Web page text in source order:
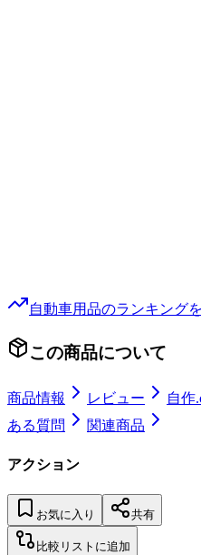
自動車用品のランキング
この商品について
商品情報 レビュー 自作
ある質問
関連商品
アクション
お気に入り 共有
比較リストに追加